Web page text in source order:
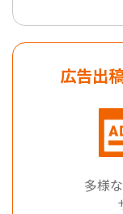
広告出
多様